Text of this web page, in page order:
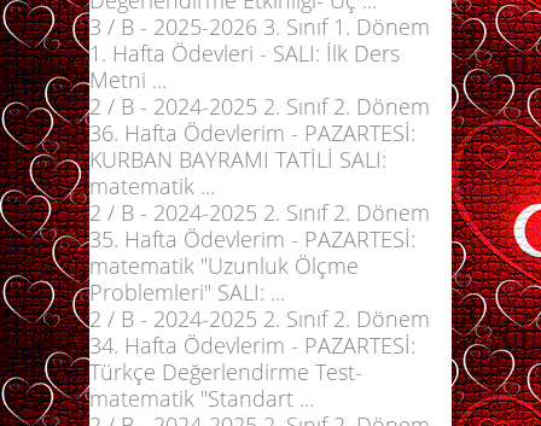
3 / B - 2025-2026 3. Sınıf 1. Dönem
1. Hafta Ödevleri - SALI: İlk Ders
Metni ...
2 / B - 2024-2025 2. Sınıf 2. Dönem
36. Hafta Ödevlerim - PAZARTESİ:
KURBAN BAYRAMI TATİLİ SALI:
matematik ...
2 / B - 2024-2025 2. Sınıf 2. Dönem
35. Hafta Ödevlerim - PAZARTESİ:
matematik "Uzunluk Ölçme
Problemleri" SALI: ...
2 / B - 2024-2025 2. Sınıf 2. Dönem
34. Hafta Ödevlerim - PAZARTESİ:
Türkçe Değerlendirme Test-
matematik "Standart ...